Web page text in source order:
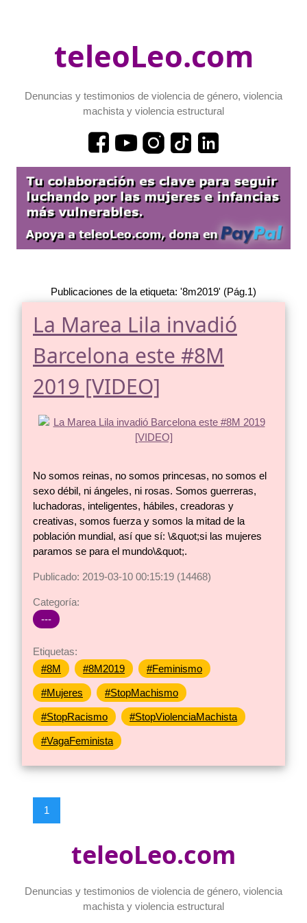
teleoLeo.com
Denuncias y testimonios de violencia de género, violencia
machista y violencia estructural
Publicaciones de la etiqueta: '8m2019' (Pág.1)
La Marea Lila invadió
Barcelona este #8M
2019 [VIDEO]
No somos reinas, no somos princesas, no somos el
sexo débil, ni ángeles, ni rosas. Somos guerreras,
luchadoras, inteligentes, hábiles, creadoras y
creativas, somos fuerza y somos la mitad de la
población mundial, así que sí: \&quot;si las mujeres
paramos se para el mundo\&quot;.
Publicado: 2019-03-10 00:15:19 (14468)
Categoría:
---
Etiquetas:
#8M
#8M2019 #Feminismo
#Mujeres #StopMachismo
#StopRacismo #StopViolenciaMachista
#VagaFeminista
1
teleoLeo.com
Denuncias y testimonios de violencia de género, violencia
machista y violencia estructural